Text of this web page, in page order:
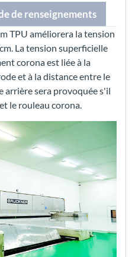
de renseignements
TPU améliorera la tension
La tension superficielle
corona est liée à la
et à la distance entre le
arrière sera provoquée s'il
le rouleau corona.